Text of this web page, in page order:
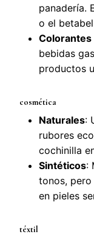
panadería.
o el
bebidas
productos
cosmética
Naturales:
rubores
cochinilla
Sintéticos:
tonos, pero
en pieles
téxtil